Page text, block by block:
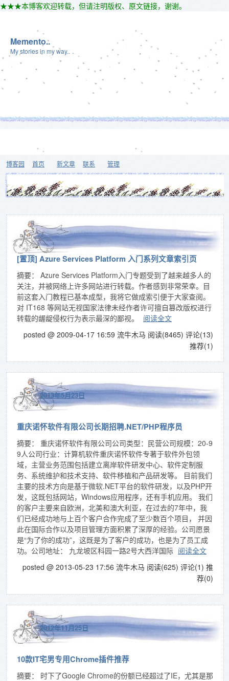
★★★本博客欢迎转载，但请注明版权、原文链接，谢谢。
Memento..
My stories in my way..
博客园 首页 新文章 联系 管理
[置顶] Azure Services Platform 入门系列文章索引页
摘要： Azure Services Platform入门专题受到了越来越多人的
关注，并被网络上许多网站进行转载。作者感到非常荣幸。目
前这套入门教程已基本成型，我将它做成索引便于大家查阅。
对 IT168 等网站无视国家法律未经作者许可擅自篡改版权进行
转载的龌龊侵权行为表示最深的鄙视。
阅读全文
posted @ 2009-04-17 16:59 流牛木马 阅读(8465) 评论(13)
推荐(1)
2013年5月23日
重庆诺怀软件有限公司长期招聘.NET/PHP程序员
摘要： 重庆诺怀软件有限公司公司类型：民营公司规模：20-9
9人公司行业：计算机软件重庆诺怀软件专著于软件外包领
域，主营业务范围包括建立离岸软件研发中心、软件定制服
务、系统维护和技术支持、软件移植和产品研发等。 目前我们
主要的技术方向是基于微软.NET平台的软件研发，以及PHP开
发，这既包括网站，Windows应用程序，还有手机应用。 我们
的客户主要来自欧洲，北美和澳大利亚，在过去的7年中，我
们已经成功地与上百个客户合作完成了至少数百个项目， 并因
此在国际合作以及项目管理方面积累了深厚的经验。公司愿景
是“为了你的成功”，这既是为了客户的成功，也是为了员工成
功。公司地址： 九龙坡区科园一路2号大西洋国际 阅读全文
posted @ 2013-05-23 17:56 流牛木马 阅读(625) 评论(1) 推
荐(0)
2012年11月25日
10款IT宅男专用Chrome插件推荐
摘要： 时下了Google Chrome的份额已经超过了IE，尤其是那